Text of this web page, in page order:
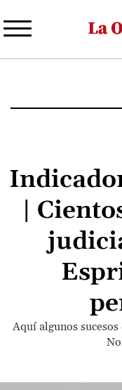
|
Aquí algunos